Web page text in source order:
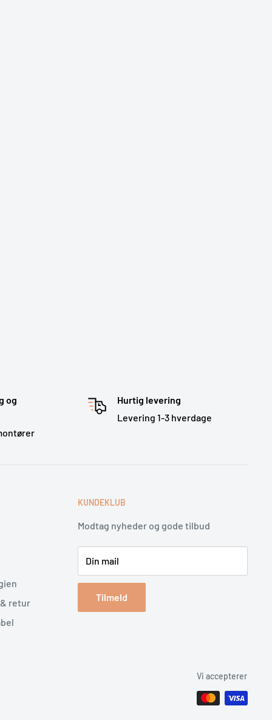
og
Hurtig levering
Levering 1-3 hverdage
retur
KUNDEKLUB
Modtag nyheder og gode tilbud
Din mail
Tilmeld
Vi accepterer